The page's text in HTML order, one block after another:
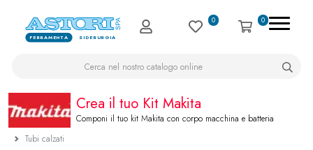
FERRAMENTA SIDERURGIA
0 0
Crea il tuo Kit Makita
Componi il tuo kit Makita con corpo macchina e batteria
Tubi calzati